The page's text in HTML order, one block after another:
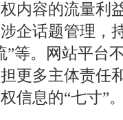
内容的流量利
企话题管理，
”等。网站平台
更多主体责任
信息的“七寸”